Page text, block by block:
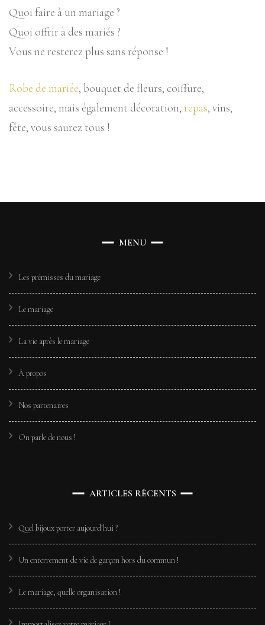
Quoi faire à un mariage ?
Quoi offrir à des mariés ?
Vous ne resterez plus sans réponse !
Robe de mariée, bouquet de fleurs, coiffure,
accessoire, mais également décoration, repas, vins,
fête, vous saurez tous !
MENU
Les prémisses du mariage
Le mariage
La vie après le mariage
À propos
Nos partenaires
On parle de nous !
ARTICLES RÉCENTS
Quel bijoux porter aujourd’hui ?
Un enterrement de vie de garçon hors du commun !
Le mariage, quelle organisation !